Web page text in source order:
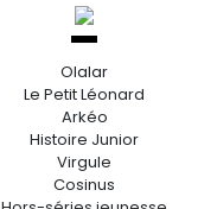
Olalar
Le Petit Léonard
Arkéo
Histoire Junior
Virgule
Cosinus